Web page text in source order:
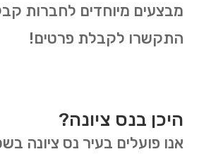
מבצעים מיוחדים לחברות
התקשרו לקבלת פרטים!
היכן בנס ציונה?
אנו פועלים בעיר נס ציונה